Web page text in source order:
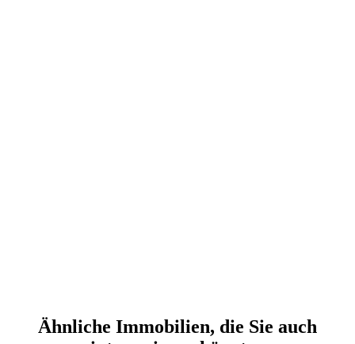
Ähnliche Immobilien, die Sie auch